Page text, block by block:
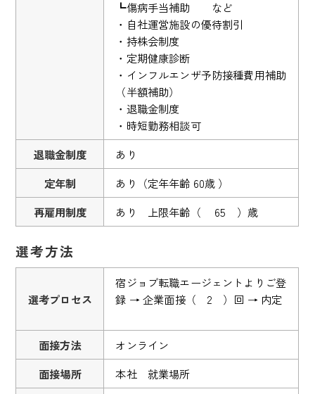
┗傷病手当補助 など
・自社運営施設の優待割引
・持株会制度
・定期健康診断
・インフルエンザ予防接種費用補助
（半額補助）
・退職金制度
・時短勤務相談可
退職金制度
あり
定年制
あり（定年年齢 60歳 ）
再雇用制度
あり 上限年齢（ 65 ）歳
選考方法
選考プロセス
宿ジョブ転職エージェントよりご登
録 → 企業面接（ 2 ）回 → 内定
面接方法
オンライン
面接場所
本社 就業場所